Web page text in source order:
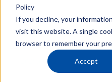
Policy
If you decline, your
visit this website. A single
browser to remember your
Accept
Webinar
Webinar report
Dehumidifying dryer (Quality
2025.09.02